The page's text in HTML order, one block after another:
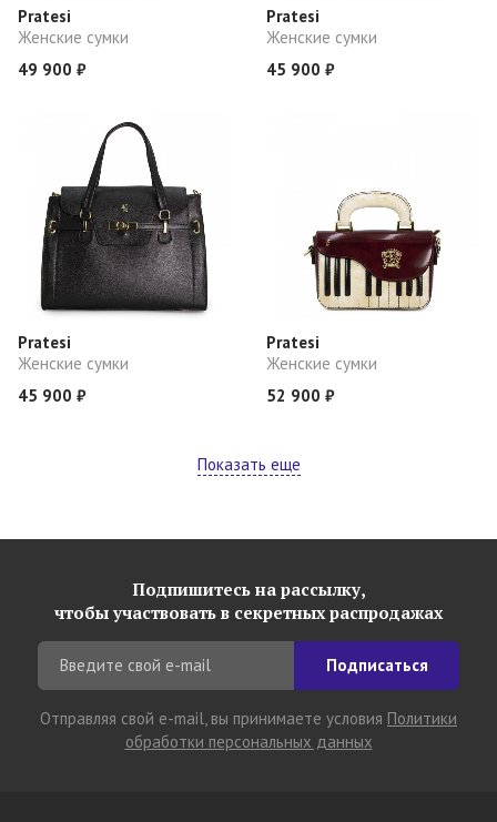
Pratesi
Женские сумки
49 900 ₽
Pratesi
Женские сумки
45 900 ₽
Pratesi
Женские сумки
45 900 ₽
Pratesi
Женские сумки
52 900 ₽
Показать еще
Подпишитесь на рассылку,
чтобы участвовать в секретных распродажах
Подписаться
Отправляя свой e-mail, вы принимаете условия Политики
обработки персональных данных